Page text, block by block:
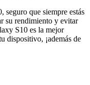
seguro que siempre estás
su rendimiento y evitar
S10 es la mejor
dispositivo, ¡además de